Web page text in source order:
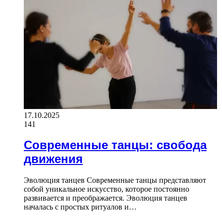
17.10.2025
141
Современные танцы: свобода
движения
Эволюция танцев Современные танцы представляют
собой уникальное искусство, которое постоянно
развивается и преображается. Эволюция танцев
началась с простых ритуалов и…